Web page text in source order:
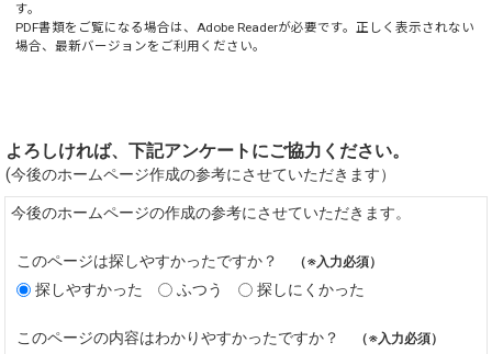
す。
PDF書類をご覧になる場合は、Adobe Readerが必要です。正しく表示されない
場合、最新バージョンをご利用ください。